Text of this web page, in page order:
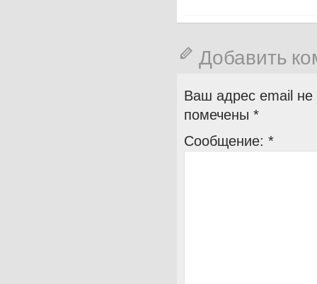
Добавить
Ваш адрес email не
помечены *
Сообщение: *